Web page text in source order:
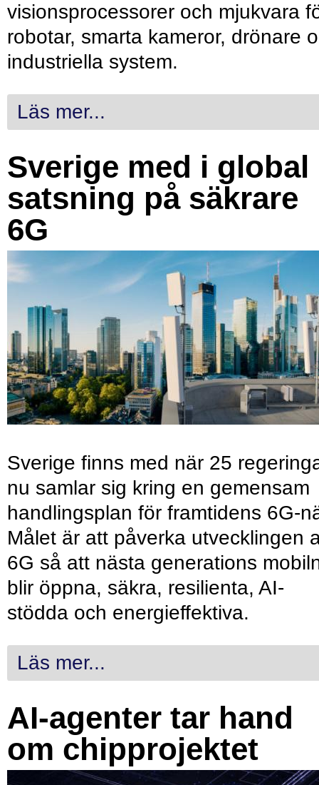
visionsprocessorer och mjukvara
robotar, smarta kameror, drönare
industriella system.
Läs mer...
Sverige med i global
satsning på säkrare
6G
Sverige finns med när 25
nu samlar sig kring en gemensam
handlingsplan för framtidens 6G-
Målet är att påverka utvecklingen
6G så att nästa generations
blir öppna, säkra, resilienta, AI-
stödda och energieffektiva.
Läs mer...
AI-agenter tar hand
om chipprojektet